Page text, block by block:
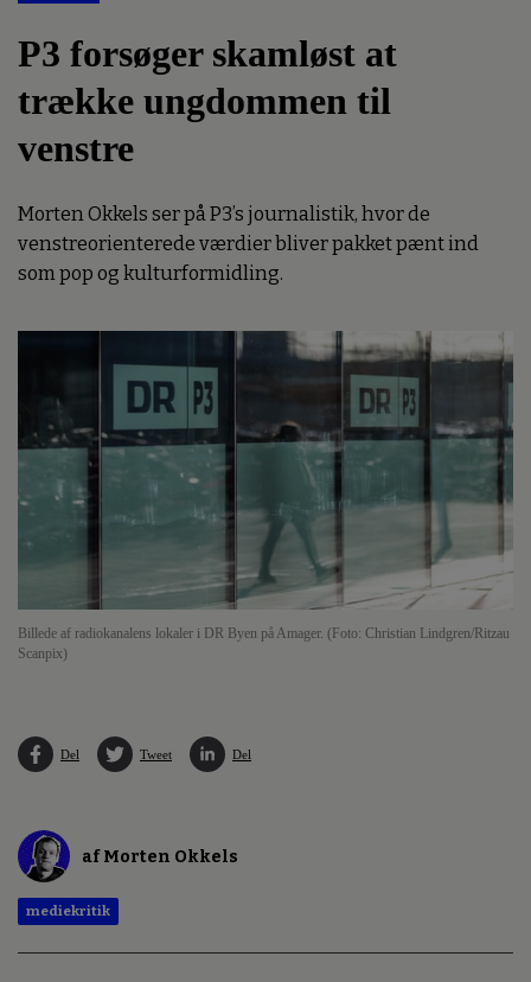
P3 forsøger skamløst at
trække ungdommen til
venstre
Morten Okkels ser på P3’s journalistik, hvor de
venstreorienterede værdier bliver pakket pænt ind
som pop og kulturformidling.
Billede af radiokanalens lokaler i DR Byen på Amager. (Foto: Christian Lindgren/Ritzau
Scanpix)
Del Tweet Del
af Morten Okkels
mediekritik